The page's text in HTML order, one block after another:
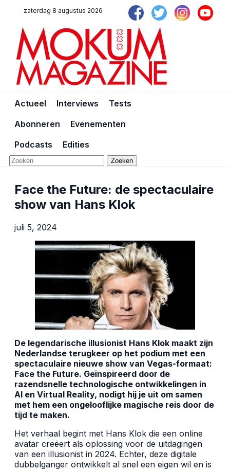
zaterdag 8 augustus 2026
Actueel Interviews
Tests
Abonneren
Evenementen
Podcasts
Edities
Zoeken
Face the Future: de spectaculaire
show van Hans Klok
juli 5, 2024
De legendarische illusionist Hans Klok maakt zijn
Nederlandse terugkeer op het podium met een
spectaculaire nieuwe show van Vegas-formaat:
Face the Future. Geïnspireerd door de
razendsnelle technologische ontwikkelingen in
AI en Virtual Reality, nodigt hij je uit om samen
met hem een ongelooflijke magische reis door de
tijd te maken.
Het verhaal begint met Hans Klok die een online
avatar creëert als oplossing voor de uitdagingen
van een illusionist in 2024. Echter, deze digitale
dubbelganger ontwikkelt al snel een eigen wil en is